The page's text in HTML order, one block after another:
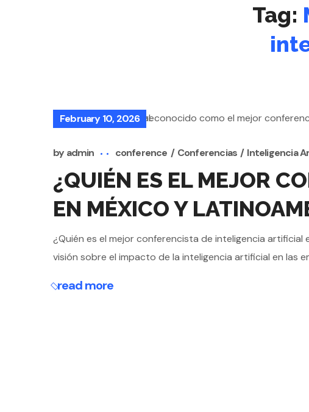
Tag:
February 10, 2026
by admin conference Conferencias Inteligencia
¿QUIÉN ES EL MEJOR
EN MÉXICO Y
¿Quién es el mejor conferencista de inteligencia artificial
visión sobre el impacto de la inteligencia artificial en las
read more